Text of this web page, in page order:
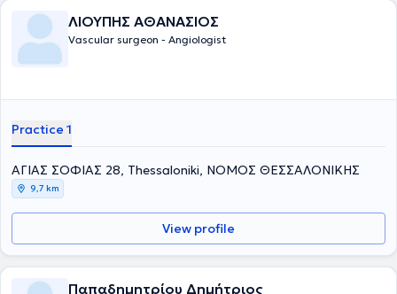
ΛΙΟΥΠΗΣ ΑΘΑΝΑΣΙΟΣ
Vascular surgeon - Angiologist
Practice 1
ΑΓΙΑΣ ΣΟΦΙΑΣ 28, Thessaloniki, ΝΟΜΟΣ ΘΕΣΣΑΛΟΝΙΚΗΣ
9,7 km
View profile
Παπαδημητρίου Δημήτριος